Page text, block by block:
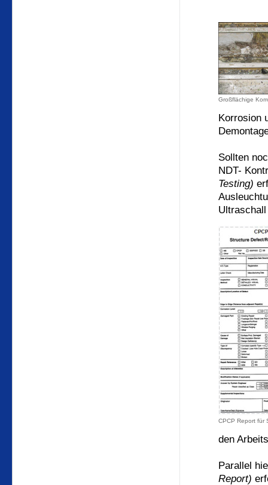
Großflächige
Korrosion
Sollten
NDT-
Testing)
CPCP Report für
den
Parallel
Report)